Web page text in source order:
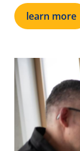
learn more